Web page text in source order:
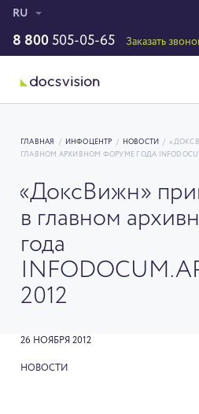
RU
8 800 505-05-65 Заказать
ГЛАВНАЯ / ИНФОЦЕНТР / НОВОСТИ /
ГЛАВНОМ АРХИВНОМ ФОРУМЕ ГОДА
«ДоксВижн»
в главном
года
2012
26 НОЯБРЯ 2012
НОВОСТИ